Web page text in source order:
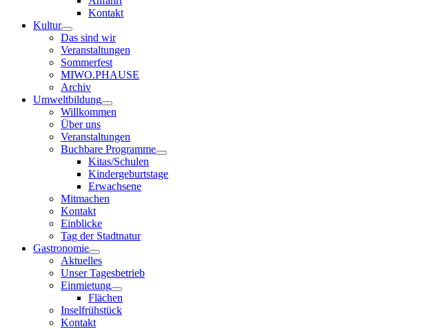
Kontakt
Kultur
Das sind wir
Veranstaltungen
Sommerfest
MIWO.PHAUSE
Archiv
Umweltbildung
Willkommen
Über uns
Veranstaltungen
Buchbare Programme
Kitas/Schulen
Kindergeburtstage
Erwachsene
Mitmachen
Kontakt
Einblicke
Tag der Stadtnatur
Gastronomie
Aktuelles
Unser Tagesbetrieb
Einmietung
Flächen
Inselfrühstück
Kontakt